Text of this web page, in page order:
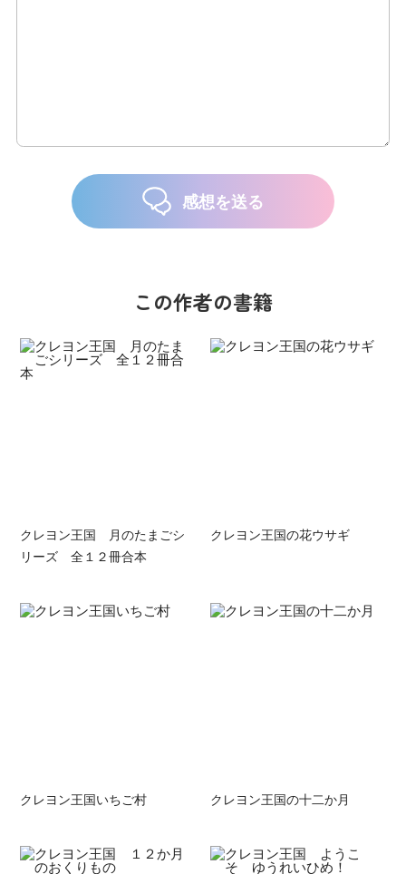
感想を送る
この作者の書籍
クレヨン王国 月のたまごシ
リーズ 全１２冊合本
クレヨン王国の花ウサギ
クレヨン王国いちご村 クレヨン王国の十二か月